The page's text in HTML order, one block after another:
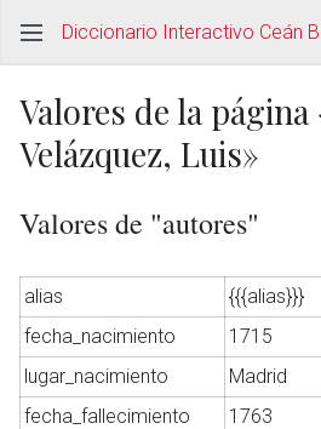
Diccionario Interactivo Ceán
Valores de la página
Velázquez, Luis»
Valores de "autores"
alias
{{{alias}}}
fecha_nacimiento
1715
lugar_nacimiento
Madrid
fecha_fallecimiento
1763